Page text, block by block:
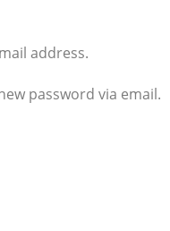
address.
password via email.